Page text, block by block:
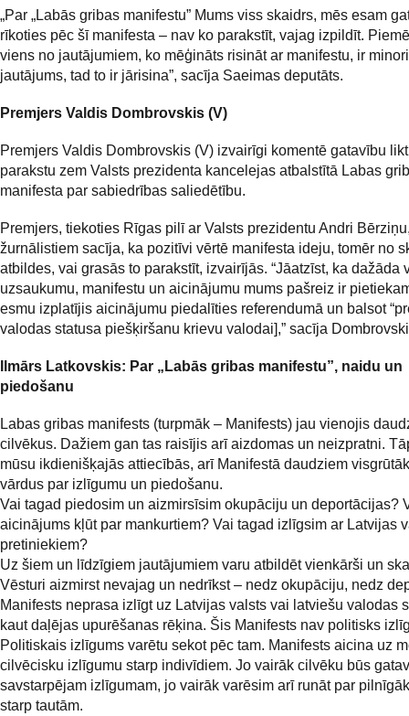
„Par „Labās gribas manifestu” Mums viss skaidrs, mēs esam
rīkoties pēc šī manifesta – nav ko parakstīt, vajag izpildīt.
viens no jautājumiem, ko mēģināts risināt ar manifestu, ir
jautājums, tad to ir jārisina”, sacīja Saeimas deputāts.
Premjers Valdis Dombrovskis (V)
Premjers Valdis Dombrovskis (V) izvairīgi komentē gatavību
parakstu zem Valsts prezidenta kancelejas atbalstītā Labas
manifesta par sabiedrības saliedētību.
Premjers, tiekoties Rīgas pilī ar Valsts prezidentu Andri
žurnālistiem sacīja, ka pozitīvi vērtē manifesta ideju, tomēr no
atbildes, vai grasās to parakstīt, izvairījās. “Jāatzīst, ka dažāda
uzsaukumu, manifestu un aicinājumu mums pašreiz ir
esmu izplatījis aicinājumu piedalīties referendumā un balsot
valodas statusa piešķiršanu krievu valodai],” sacīja
Ilmārs Latkovskis: Par „Labās gribas manifestu”, naidu un
piedošanu
Labas gribas manifests (turpmāk – Manifests) jau vienojis
cilvēkus. Dažiem gan tas raisījis arī aizdomas un neizpratni.
mūsu ikdienišķajās attiecībās, arī Manifestā daudziem
vārdus par izlīgumu un piedošanu.
Vai tagad piedosim un aizmirsīsim okupāciju un deportācijas?
aicinājums kļūt par mankurtiem? Vai tagad izlīgsim ar Latvijas
pretiniekiem?
Uz šiem un līdzīgiem jautājumiem varu atbildēt vienkārši un
Vēsturi aizmirst nevajag un nedrīkst – nedz okupāciju, nedz
Manifests neprasa izlīgt uz Latvijas valsts vai latviešu valodas
kaut daļējas upurēšanas rēķina. Šis Manifests nav politisks
Politiskais izlīgums varētu sekot pēc tam. Manifests aicina uz
cilvēcisku izlīgumu starp indivīdiem. Jo vairāk cilvēku būs
savstarpējam izlīgumam, jo vairāk varēsim arī runāt par
starp tautām.